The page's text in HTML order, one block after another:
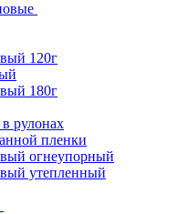
120г
180г
рулонах
пленки
огнеупорный
утепленный